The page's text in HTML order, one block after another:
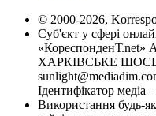
© 2000-2026,
Суб'єкт у сфері
«КореспонденТ.net»
ХАРКІВСЬКЕ ШОСЕ,
Ідентифікатор медіа
Використання будь-